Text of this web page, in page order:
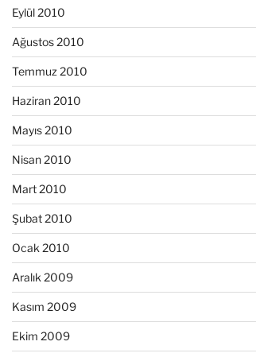
Eylül 2010
Ağustos 2010
Temmuz 2010
Haziran 2010
Mayıs 2010
Nisan 2010
Mart 2010
Şubat 2010
Ocak 2010
Aralık 2009
Kasım 2009
Ekim 2009